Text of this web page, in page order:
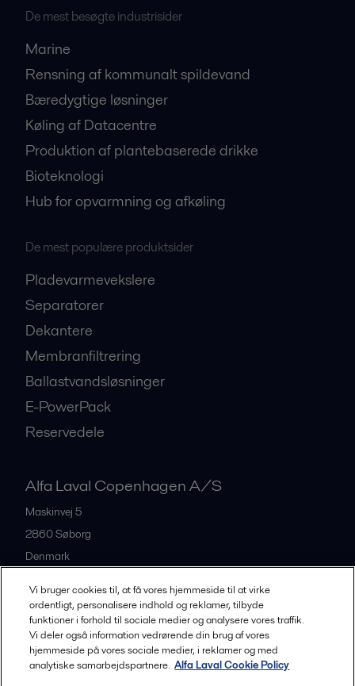
De mest besøgte industrisider
Marine
Rensning af kommunalt spildevand
Bæredygtige løsninger
Køling af Datacentre
Produktion af plantebaserede drikke
Bioteknologi
Hub for opvarmning og afkøling
De mest populære produktsider
Pladevarmevekslere
Separatorer
Dekantere
Membranfiltrering
Ballastvandsløsninger
E-PowerPack
Reservedele
Alfa Laval Copenhagen A/S
Maskinvej 5
2860Søborg
Denmark
All offices and partners
Vi bruger cookies til, at få vores hjemmeside til at virke
ordentligt, personalisere indhold og reklamer, tilbyde
funktioner i forhold til sociale medier og analysere vores traffik.
Vi deler også information vedrørende din brug af vores
hjemmeside på vores sociale medier, i reklamer og med
analytiske samarbejdspartnere. Alfa Laval Cookie Policy